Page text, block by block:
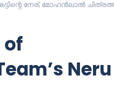
നേര്; മോഹൻലാൽ
of
Neru